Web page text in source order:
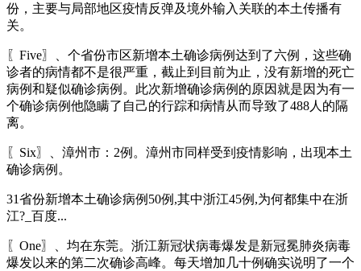
份，主要与局部地区疫情反弹及境外输入关联的本土传播有
关。
〖Five〗、个省份市区新增本土确诊病例达到了六例，这些确
诊者的病情都不是很严重，截止到目前为止，没有新增的死亡
病例和疑似确诊病例。此次新增确诊病例的原因就是因为有一
个确诊病例他隐瞒了自己的行踪和病情从而导致了488人的隔
离。
〖Six〗、漳州市：2例。漳州市同样受到疫情影响，出现本土
确诊病例。
31省份新增本土确诊病例50例,其中浙江45例,为何都集中在浙
江?_百度...
〖One〗、均在东莞。浙江新冠状病毒爆发是新冠冕肺炎病毒
爆发以来的第二次确诊高峰。每天增加几十例确实说明了一个